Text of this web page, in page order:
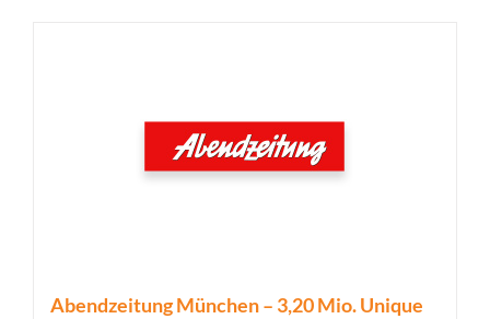
Abendzeitung München – 3,20 Mio. Unique